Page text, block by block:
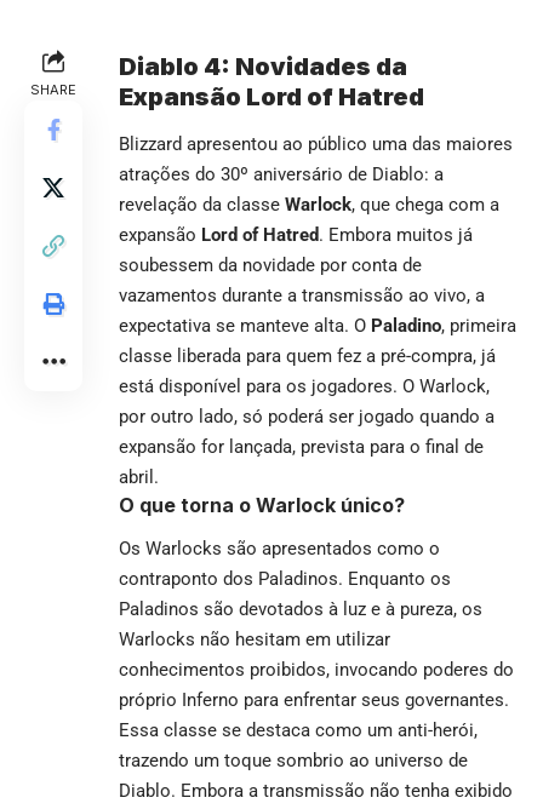
SHARE
Diablo 4: Novidades da
Expansão Lord of Hatred
Blizzard apresentou ao público uma das maiores
atrações do 30º aniversário de Diablo: a
revelação da classe Warlock, que chega com a
expansão Lord of Hatred. Embora muitos já
soubessem da novidade por conta de
vazamentos durante a transmissão ao vivo, a
expectativa se manteve alta. O Paladino, primeira
classe liberada para quem fez a pré-compra, já
está disponível para os jogadores. O Warlock,
por outro lado, só poderá ser jogado quando a
expansão for lançada, prevista para o final de
abril.
O que torna o Warlock único?
Os Warlocks são apresentados como o
contraponto dos Paladinos. Enquanto os
Paladinos são devotados à luz e à pureza, os
Warlocks não hesitam em utilizar
conhecimentos proibidos, invocando poderes do
próprio Inferno para enfrentar seus governantes.
Essa classe se destaca como um anti-herói,
trazendo um toque sombrio ao universo de
Diablo. Embora a transmissão não tenha exibido